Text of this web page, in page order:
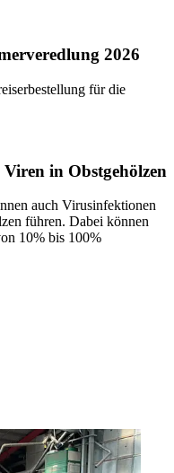
2026
für die
in Obstgehölzen
auch Virusinfektionen
führen. Dabei können
10% bis 100%